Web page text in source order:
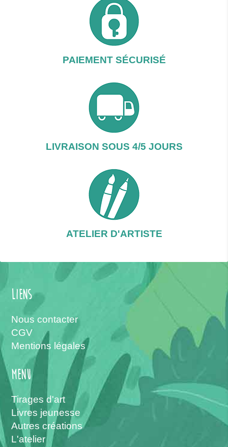
PAIEMENT SÉCURISÉ
LIVRAISON SOUS 4/5 JOURS
ATELIER D'ARTISTE
Liens
Nous contacter
CGV
Mentions légales
menu
Tirages d'art
Livres jeunesse
Autres créations
L'atelier